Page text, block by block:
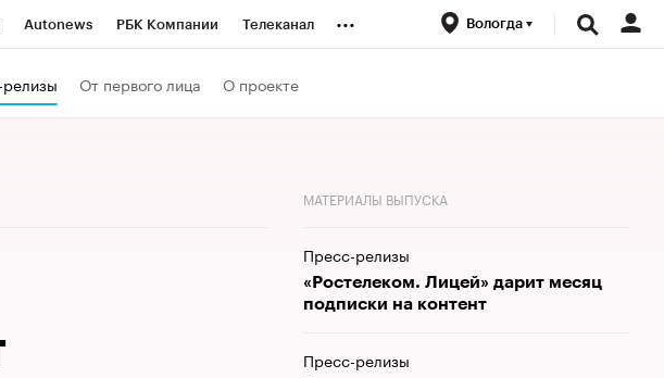
Autonews РБК Компании Телеканал ... Вологда
От первого лица О проекте
МАТЕРИАЛЫ ВЫПУСКА
Пресс-релизы
«Ростелеком. Лицей» дарит месяц
подписки на контент
Пресс-релизы